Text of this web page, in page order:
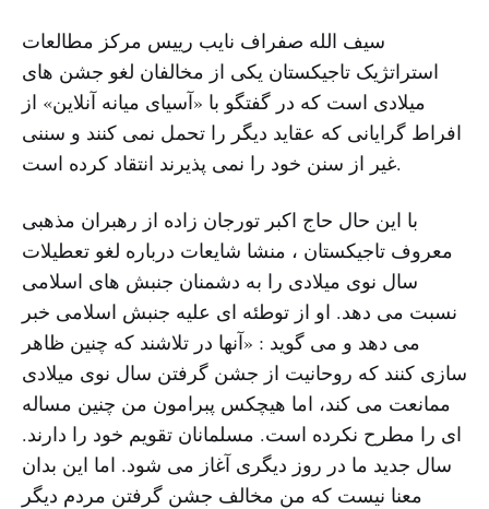
سیف الله صفراف نایب رییس مرکز مطالعات
استراتژیک تاجیکستان یکی از مخالفان لغو جشن های
میلادی است که در گفتگو با «آسیای میانه آنلاین» از
افراط گرایانی که عقاید دیگر را تحمل نمی کنند و سننی
غیر از سنن خود را نمی پذیرند انتقاد کرده است.
با این حال حاج اکبر تورجان زاده از رهبران مذهبی
معروف تاجیکستان ، منشا شایعات درباره لغو تعطیلات
سال نوی میلادی را به دشمنان جنبش های اسلامی
نسبت می دهد. او از توطئه ای علیه جنبش اسلامی خبر
می دهد و می گوید : «آنها در تلاشند که چنین ظاهر
سازی کنند که روحانیت از جشن گرفتن سال نوی میلادی
ممانعت می کند، اما هیچکس پبرامون من چنین مساله
ای را مطرح نکرده است. مسلمانان تقویم خود را دارند.
سال جدید ما در روز دیگری آغاز می شود. اما این بدان
معنا نیست که من مخالف جشن گرفتن مردم دیگر